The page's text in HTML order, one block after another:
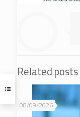
Related posts
08/09/2026